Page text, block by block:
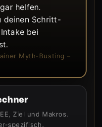
helfen.
deinen Schritt-
bei
Myth-Busting –
Ziel und Makros.
spezifisch.